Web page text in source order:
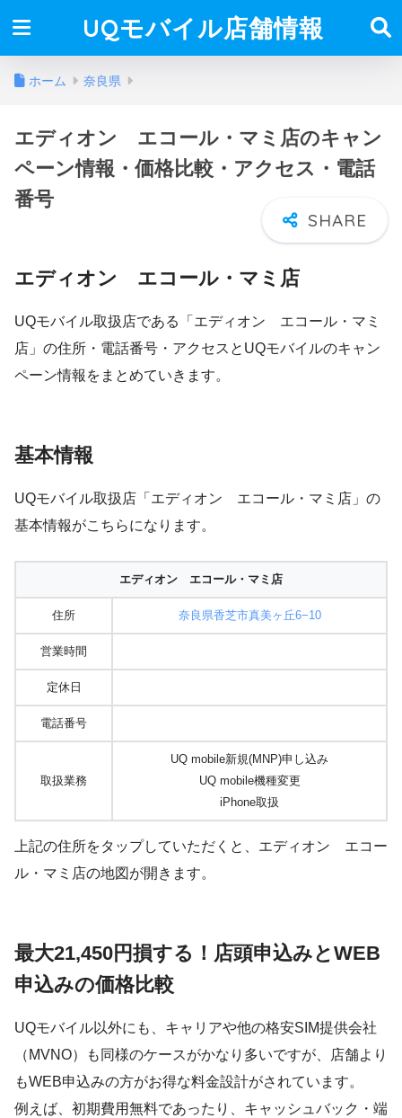
UQモバイル店舗情報
ホーム 奈良県
エディオン エコール・マミ店のキャン
ペーン情報・価格比較・アクセス・電話
番号
エディオン エコール・マミ店
UQモバイル取扱店である「エディオン エコール・マミ
店」の住所・電話番号・アクセスとUQモバイルのキャン
ペーン情報をまとめていきます。
基本情報
UQモバイル取扱店「エディオン エコール・マミ店」の
基本情報がこちらになります。
エディオン エコール・マミ店
住所 奈良県香芝市真美ヶ丘6−10
営業時間
定休日
電話番号
取扱業務
UQ mobile新規(MNP)申し込み
UQ mobile機種変更
iPhone取扱
上記の住所をタップしていただくと、エディオン エコー
ル・マミ店の地図が開きます。
最大21,450円損する！店頭申込みとWEB
申込みの価格比較
UQモバイル以外にも、キャリアや他の格安SIM提供会社
（MVNO）も同様のケースがかなり多いですが、店舗より
もWEB申込みの方がお得な料金設計がされています。
例えば、初期費用無料であったり、キャッシュバック・端